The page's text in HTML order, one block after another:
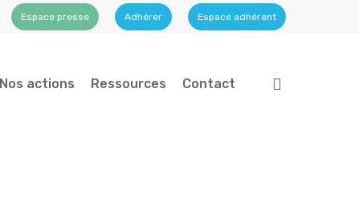
Espace presse Adhérer Espace adhérent
Nos actions Ressources Contact